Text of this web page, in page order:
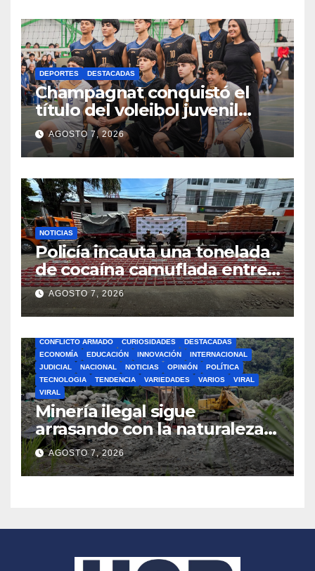
DEPORTES DESTACADAS
Champagnat conquistó el
título del voleibol juvenil
masculino en Intercolegiados
AGOSTO 7, 2026
NOTICIAS
Policía incauta una tonelada
de cocaína camuflada entre
carga de cemento en el
Cauca
AGOSTO 7, 2026
CONFLICTO ARMADO
CURIOSIDADES
DESTACADAS
ECONOMÍA
EDUCACIÓN INNOVACIÓN
INTERNACIONAL
JUDICIAL
NACIONAL NOTICIAS OPINIÓN
POLÍTICA
TECNOLOGIA
TENDENCIA VARIEDADES VARIOS
VIRAL
VIRAL
Minería ilegal sigue
arrasando con la naturaleza
en el departamento de
Nariño
AGOSTO 7, 2026